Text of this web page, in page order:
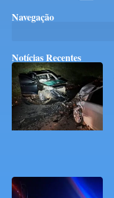
Navegação
Notícias Recentes